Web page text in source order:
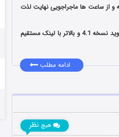
و از ساعت ها ماجراجویی نهایت لذت
جذاب را برای گوشی های هوشمند اندروید نسخه 4.1 و بالاتر با لینک مستقیم
ادامه مطلب
هیچ نظر